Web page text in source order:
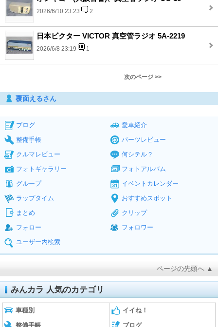
2026/6/10 23:23 2
日本ビクター VICTOR 真空管ラジオ 5A-2219
2026/6/8 23:19 1
次のページ >>
覆面えるさん
ブログ
愛車紹介
整備手帳
パーツレビュー
クルマレビュー
何シテル？
フォトギャラリー
フォトアルバム
グループ
イベントカレンダー
ラップタイム
おすすめスポット
まとめ
クリップ
フォロー
フォロワー
ユーザー内検索
ページの先頭へ ▲
みんカラ 人気のカテゴリ
車種別 イイね！
整備手帳 ブログ